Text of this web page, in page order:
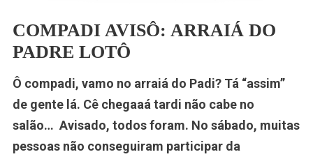
COMPADI AVISÔ: ARRAIÁ DO
PADRE LOTÔ
Ô compadi, vamo no arraiá do Padi? Tá “assim”
de gente lá. Cê chegaaá tardi não cabe no
salão… Avisado, todos foram. No sábado, muitas
pessoas não conseguiram participar da